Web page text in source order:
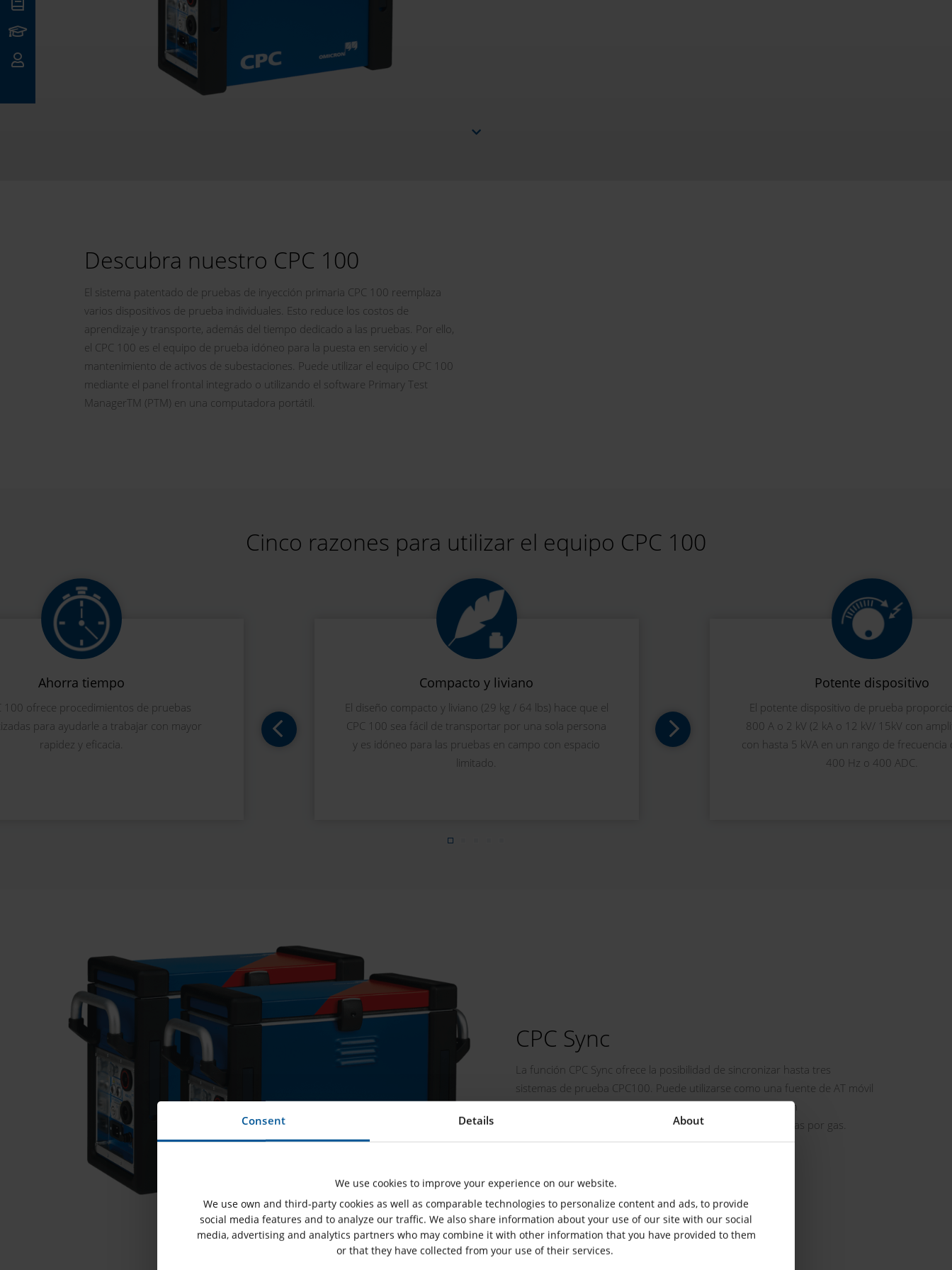
Consent Details About
We use cookies to improve your experience on our website.
We use own and third-party cookies as well as comparable technologies to personalize content and ads, to provide
social media features and to analyze our traffic. We also share information about your use of our site with our social
media, advertising and analytics partners who may combine it with other information that you have provided to them
or that they have collected from your use of their services.
Descubra nuestro CPC 100
El sistema patentado de pruebas de inyección primaria CPC 100 reemplaza
varios dispositivos de prueba individuales. Esto reduce los costos de
aprendizaje y transporte, además del tiempo dedicado a las pruebas. Por ello,
el CPC 100 es el equipo de prueba idóneo para la puesta en servicio y el
mantenimiento de activos de subestaciones. Puede utilizar el equipo CPC 100
mediante el panel frontal integrado o utilizando el software Primary Test
ManagerTM (PTM) en una computadora portátil.
Cinco razones para utilizar el equipo CPC 100
Ahorra tiempo
100 ofrece procedimientos de pruebas
para ayudarle a trabajar con mayor
rapidez y eficacia.
Compacto y liviano
El diseño compacto y liviano (29 kg / 64 lbs) hace que el
CPC 100 sea fácil de transportar por una sola persona
y es idóneo para las pruebas en campo con espacio
limitado.
Potente dispositivo
El potente dispositivo de prueba
800 A o 2 kV (2 kA o 12 kV/ 15kV con
con hasta 5 kVA en un rango de frecuencia
400 Hz o 400 ADC.
CPC Sync
La función CPC Sync ofrece la posibilidad de sincronizar hasta tres
sistemas de prueba CPC100. Puede utilizarse como una fuente de AT móvil
y ampliable para pruebas de tensión inducida en campo en
transformadores de tipo seco (DTT) y subestaciones aisladas por gas.